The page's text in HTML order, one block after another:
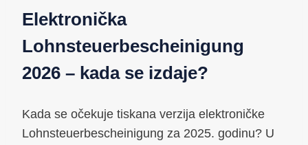
Elektronička
Lohnsteuerbescheinigung
2026 – kada se izdaje?
Kada se očekuje tiskana verzija elektroničke
Lohnsteuerbescheinigung za 2025. godinu? U